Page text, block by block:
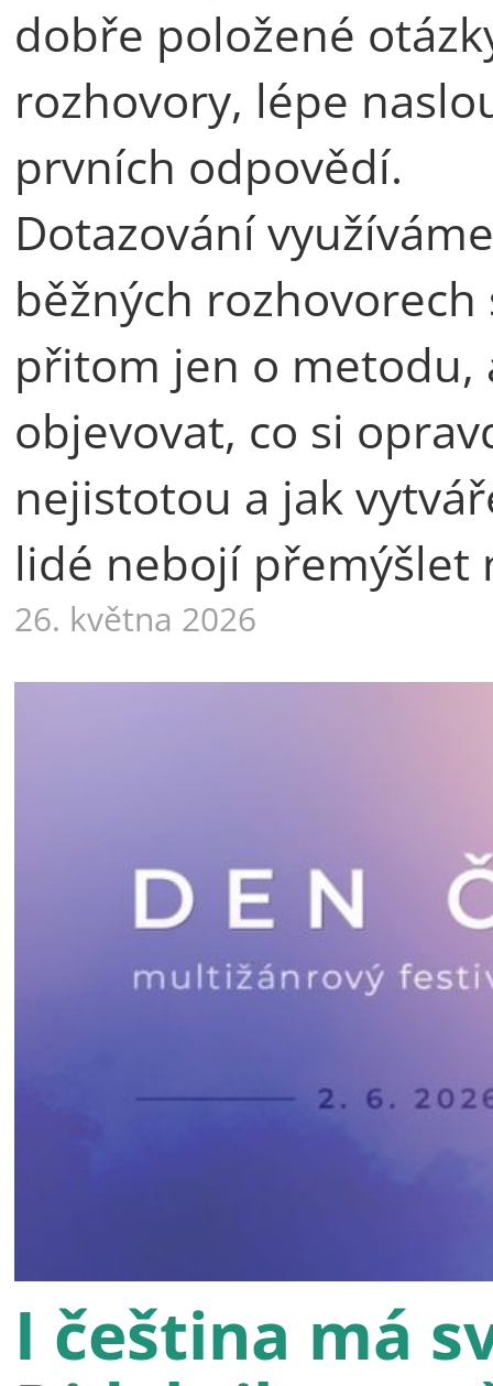
dobře položené
rozhovory, lépe
prvních odpovědí.
Dotazování
běžných
přitom jen o metodu,
objevovat, co si
nejistotou a jak
lidé nebojí přemýšlet
26. května 2026
I čeština má